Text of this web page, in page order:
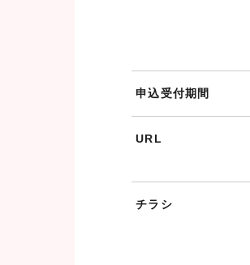
申込受付期間
URL
チラシ